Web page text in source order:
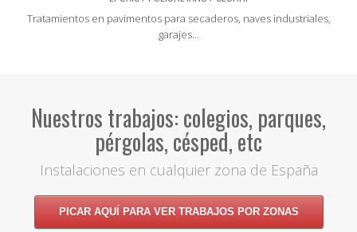
Tratamientos en pavimentos para secaderos, naves industriales,
garajes...
Nuestros trabajos: colegios, parques,
pérgolas, césped, etc
Instalaciones en cualquier zona de España
PICAR AQUÍ PARA VER TRABAJOS POR ZONAS